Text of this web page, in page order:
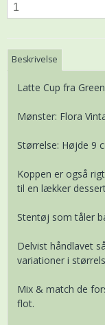
Beskrivelse
Latte Cup fra
Mønster: Flora
Størrelse: Højde 9
Koppen er også
til en lækker
Stentøj som tåler
Delvist håndlavet
variationer i
Mix & match de
flot.